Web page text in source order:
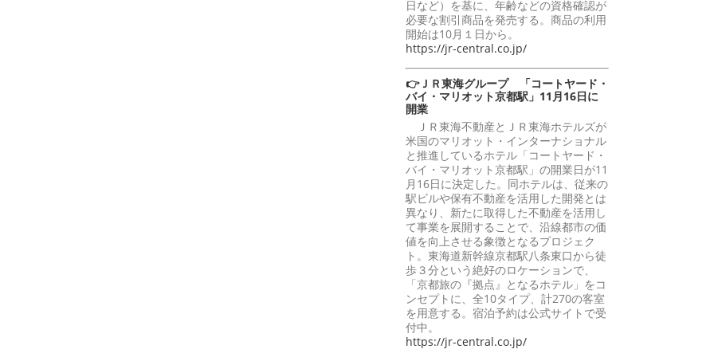
日など）を基に、年齢などの資格確認が
必要な割引商品を発売する。商品の利用
開始は10月１日から。
https://jr-central.co.jp/
👉ＪＲ東海グループ 「コートヤード・
バイ・マリオット京都駅」11月16日に
開業
ＪＲ東海不動産とＪＲ東海ホテルズが
米国のマリオット・インターナショナル
と推進しているホテル「コートヤード・
バイ・マリオット京都駅」の開業日が11
月16日に決定した。同ホテルは、従来の
駅ビルや保有不動産を活用した開発とは
異なり、新たに取得した不動産を活用し
て事業を展開することで、沿線都市の価
値を向上させる象徴となるプロジェク
ト。東海道新幹線京都駅八条東口から徒
歩３分という絶好のロケーションで、
「京都旅の『拠点』となるホテル」をコ
ンセプトに、全10タイプ、計270の客室
を用意する。宿泊予約は公式サイトで受
付中。
https://jr-central.co.jp/